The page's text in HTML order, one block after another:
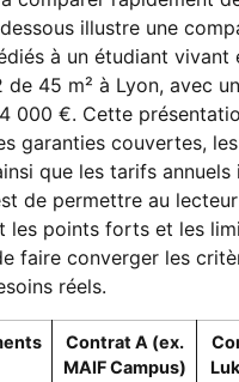
illustre une
à un étudiant vivant
de 45 m² à Lyon, avec
000 €. Cette
garanties couvertes,
que les tarifs annuels
de permettre au
les points forts et les
faire converger les
réels.
Contrat A (ex.
MAIF Campus)